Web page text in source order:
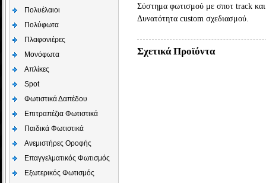
Πολυέλαιοι
Πολύφωτα
Πλαφονιέρες
Μονόφωτα
Απλίκες
Spot
Φωτιστικά Δαπέδου
Επιτραπέζια Φωτιστικά
Παιδικά Φωτιστικά
Aνεμιστήρες Οροφής
Επαγγελματικός Φωτισμός
Εξωτερικός Φωτισμός
Σύστημα φωτισμού με σποτ track
Δυνατότητα custom σχεδιασμού.
Σχετικά Προϊόντα